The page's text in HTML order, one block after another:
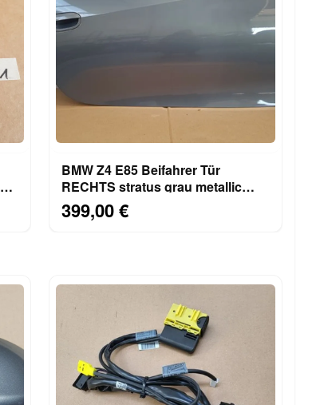
BMW Z4 E85 Beifahrer Tür
RECHTS stratus grau metallic
Code 440
399,00 €